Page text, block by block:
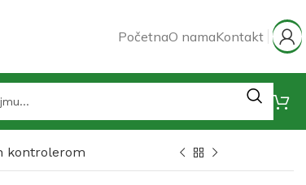
PočetnaO namaKontakt
kontrolerom